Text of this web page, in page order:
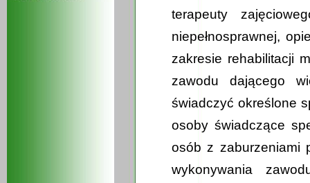
terapeuty
niepełnosprawnej,
zakresie rehabilitacji
zawodu dającego
świadczyć określone
osoby świadczące
osób z zaburzeniami
wykonywania